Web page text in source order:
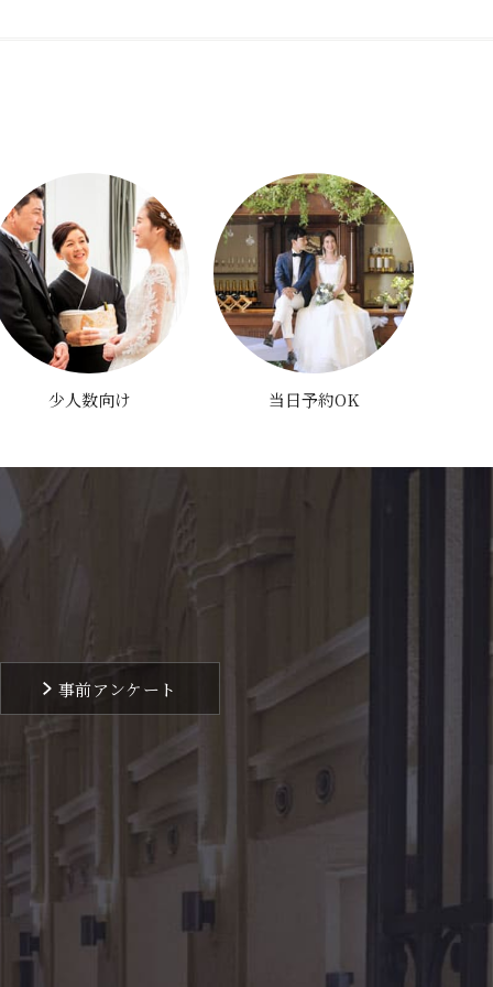
少人数向け 当日予約OK
事前アンケート